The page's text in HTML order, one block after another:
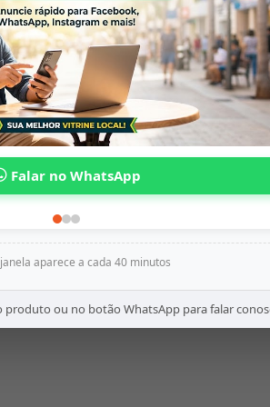
aparece a cada 40 minutos
produto ou no botão WhatsApp para falar